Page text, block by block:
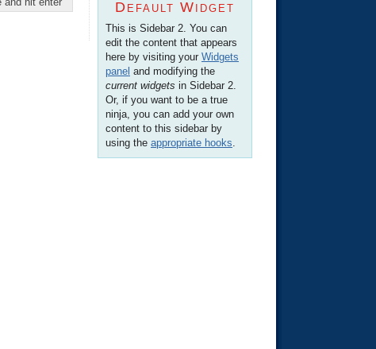
Default Widget
This is Sidebar 2. You can
edit the content that appears
here by visiting your Widgets
panel and modifying the
current widgets in Sidebar 2.
Or, if you want to be a true
ninja, you can add your own
content to this sidebar by
using the appropriate hooks